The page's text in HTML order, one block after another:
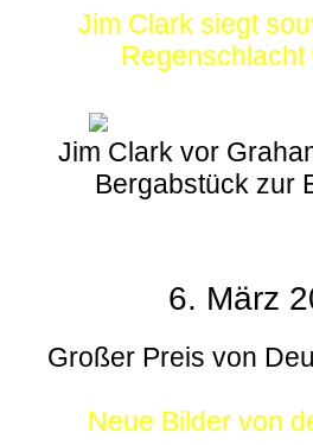
Jim Clark siegt
Regenschlacht
Jim Clark vor
Bergabstück zur
6. März
Großer Preis von
Neue Bilder von